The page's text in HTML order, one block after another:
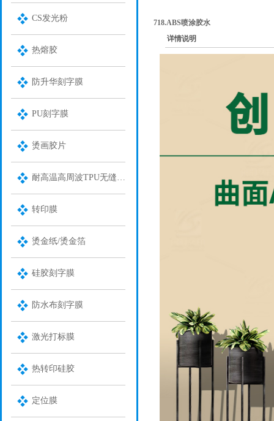
CS发光粉
热熔胶
防升华刻字膜
PU刻字膜
烫画胶片
耐高温高周波TPU无缝装饰膜
转印膜
烫金纸/烫金箔
硅胶刻字膜
防水布刻字膜
激光打标膜
热转印硅胶
定位膜
718.ABS喷涂胶水
详情说明